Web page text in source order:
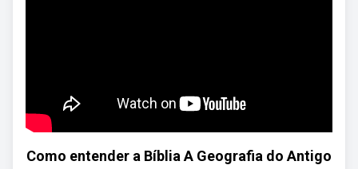
Como entender a Bíblia A Geografia do Antigo